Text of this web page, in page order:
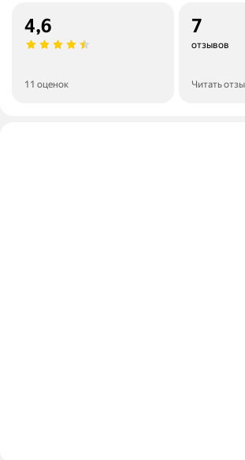
4,6
11 оценок
7
отзывов
Читать